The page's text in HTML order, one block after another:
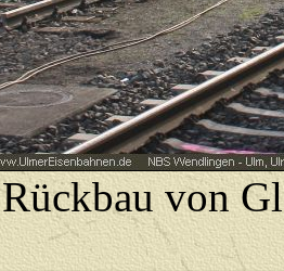
Rückbau von